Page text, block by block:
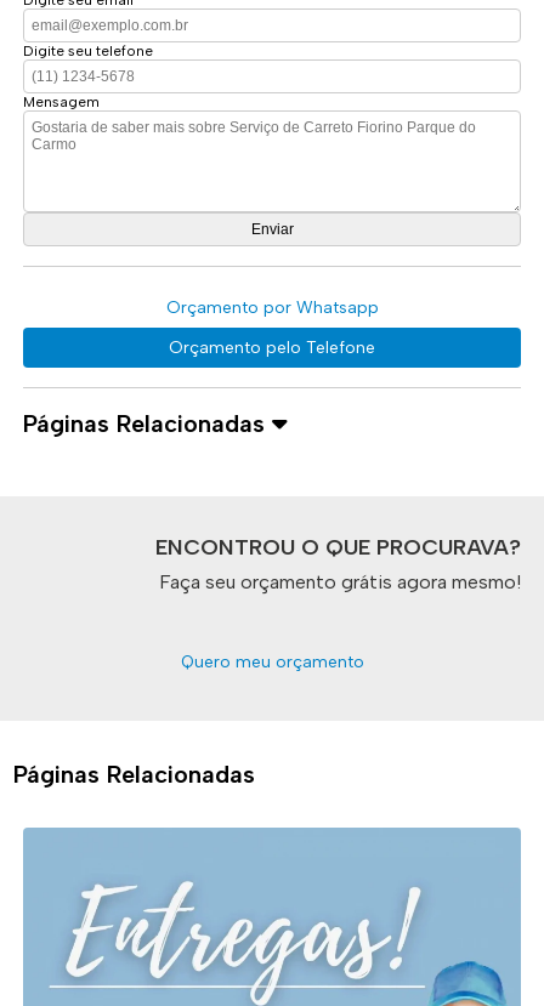
Digite seu telefone
Mensagem
Orçamento por Whatsapp
Orçamento pelo Telefone
Páginas Relacionadas
ENCONTROU O QUE PROCURAVA?
Faça seu orçamento grátis agora mesmo!
Quero meu orçamento
Páginas Relacionadas